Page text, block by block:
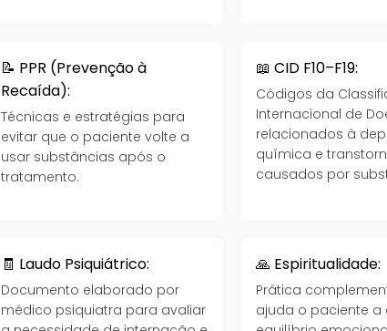
📝 PPR (Prevenção à
Recaída):
Técnicas e estratégias para
evitar que o paciente volte a
usar substâncias após o
tratamento.
📖 CID F10–F19:
Códigos da
Internacional de
relacionados à
química e
causados por
🧾 Laudo Psiquiátrico:
Documento elaborado por
médico psiquiatra para avaliar
🙏 Espiritualidade:
Prática
ajuda o paciente a